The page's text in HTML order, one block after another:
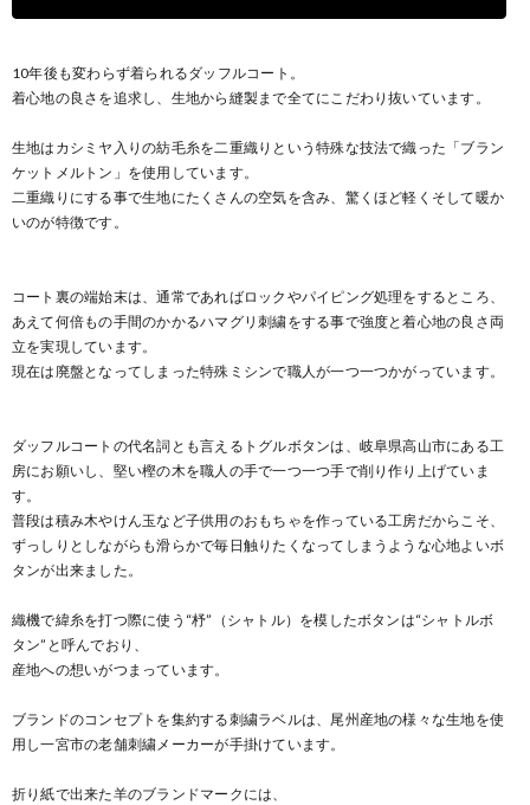
10年後も変わらず着られるダッフルコート。
着心地の良さを追求し、生地から縫製まで全てにこだわり抜いています。
生地はカシミヤ入りの紡毛糸を二重織りという特殊な技法で織った「ブラン
ケットメルトン」を使用しています。
二重織りにする事で生地にたくさんの空気を含み、驚くほど軽くそして暖か
いのが特徴です。
コート裏の端始末は、通常であればロックやパイピング処理をするところ、
あえて何倍もの手間のかかるハマグリ刺繍をする事で強度と着心地の良さ両
立を実現しています。
現在は廃盤となってしまった特殊ミシンで職人が一つ一つかがっています。
ダッフルコートの代名詞とも言えるトグルボタンは、岐阜県高山市にある工
房にお願いし、堅い樫の木を職人の手で一つ一つ手で削り作り上げていま
す。
普段は積み木やけん玉など子供用のおもちゃを作っている工房だからこそ、
ずっしりとしながらも滑らかで毎日触りたくなってしまうような心地よいボ
タンが出来ました。
織機で緯糸を打つ際に使う“杼”（シャトル）を模したボタンは“シャトルボ
タン”と呼んでおり、
産地への想いがつまっています。
ブランドのコンセプトを集約する刺繍ラベルは、尾州産地の様々な生地を使
用し一宮市の老舗刺繍メーカーが手掛けています。
折り紙で出来た羊のブランドマークには、